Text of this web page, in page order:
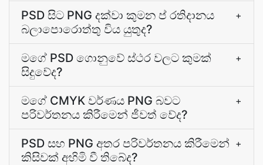
PSD සිට PNG දක්වා කුමන ප් රතිදානය
බලාපොරොත්තු විය යුතුද?
+
මගේ PSD ගොනුවේ ස්ථර වලට කුමක්
සිදුවේද?
+
මගේ CMYK වර්ණය PNG බවට
පරිවර්තනය කිරීමෙන් ජීවත් වේද?
+
PSD සහ PNG අතර පරිවර්තනය කිරීමෙන්
කිසිවක් අහිමි වී තිබේද?
+